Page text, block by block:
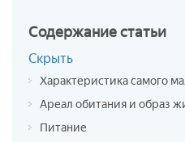
Содержаниестатьи
Скрыть
Характеристика самого
Ареал обитания и образ
Питание